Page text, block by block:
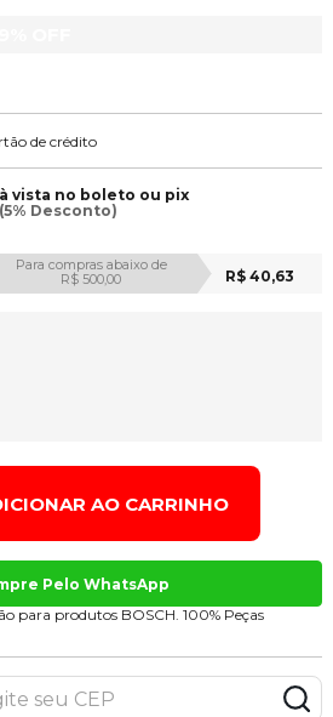
de crédito
à vista no boleto ou pix
(5% Desconto)
Para compras abaixo de
R$ 500,00
R$ 40,63
AO CARRINHO
Pelo WhatsApp
para produtos BOSCH. 100% Peças